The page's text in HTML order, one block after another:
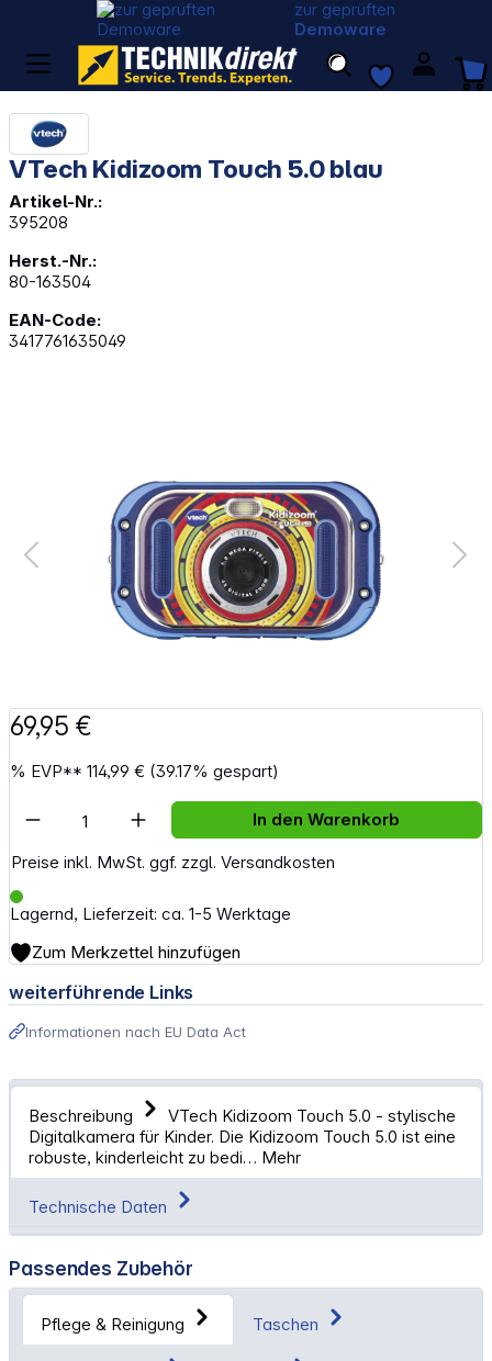
zur geprüften
Demoware
VTech Kidizoom Touch 5.0 blau
Artikel-Nr.:
395208
Herst.-Nr.:
80-163504
EAN-Code:
3417761635049
69,95 €
% EVP**114,99 € (39.17% gespart)
Preise inkl. MwSt. ggf. zzgl. Versandkosten
Lagernd, Lieferzeit: ca. 1-5 Werktage
Artikel Anzahl: Gib den gewünschten
In den Warenkorb
Zum Merkzettel hinzufügen
weiterführende Links
Informationen nach EU Data Act
Beschreibung
VTech Kidizoom Touch 5.0 - stylische
Digitalkamera für Kinder. Die Kidizoom Touch 5.0 ist eine
robuste, kinderleicht zu bedi… Mehr
Technische Daten
Passendes Zubehör
Pflege & Reinigung Taschen